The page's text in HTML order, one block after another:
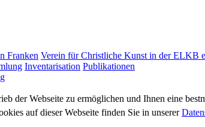
Franken Verein für Christliche Kunst in der ELKB
Inventarisation Publikationen
der Webseite zu ermöglichen und Ihnen eine
auf dieser Webseite finden Sie in unserer